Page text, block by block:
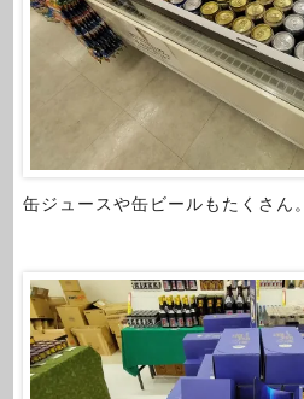
缶ジュースや缶ビールもたくさん。